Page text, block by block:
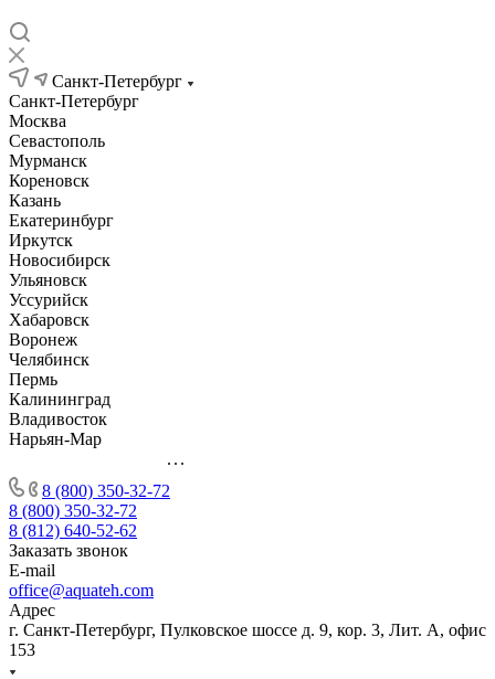
Санкт-Петербург
Санкт-Петербург
Москва
Севастополь
Мурманск
Кореновск
Казань
Екатеринбург
Иркутск
Новосибирск
Ульяновск
Уссурийск
Хабаровск
Воронеж
Челябинск
Пермь
Калининград
Владивосток
Нарьян-Мар
...
8 (800) 350-32-72
8 (800) 350-32-72
8 (812) 640-52-62
Заказать звонок
E-mail
office@aquateh.com
Адрес
г. Санкт-Петербург, Пулковское шоссе д. 9, кор. 3, Лит. А, офис
153